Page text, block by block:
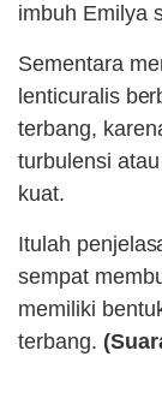
imbuh Emilya
Sementara
lenticuralis
terbang,
turbulensi
kuat.
Itulah
sempat
memiliki
terbang.